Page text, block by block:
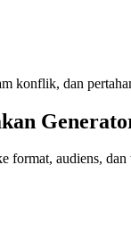
konflik, dan
format, audiens,